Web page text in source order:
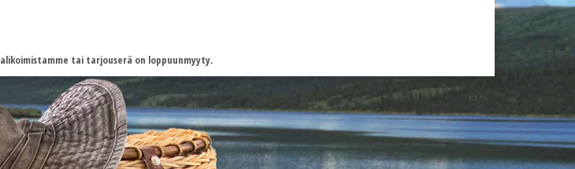
tai tarjouserä on loppuunmyyty.